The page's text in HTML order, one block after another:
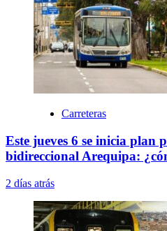
Carreteras
Este jueves 6 se inicia plan
bidireccional Arequipa:
2 días atrás